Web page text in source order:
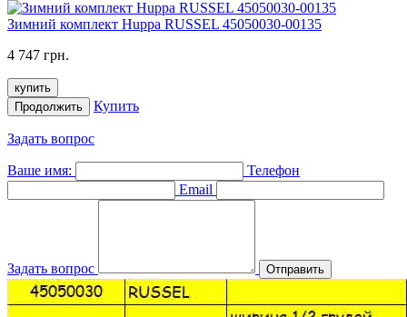
Зимний комплект Huppa RUSSEL 45050030-00135
4 747 грн.
купить
Продолжить
Купить
Задать вопрос
Ваше имя:
Телефон
Email
Задать вопрос Отправить